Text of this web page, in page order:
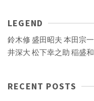
LEGEND
鈴木修 盛田昭夫 本田宗
井深大 松下幸之助 稲盛
RECENT POSTS